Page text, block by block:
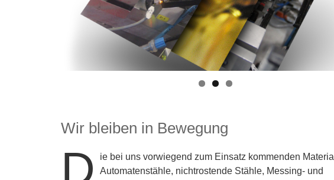
Wir bleiben in Bewegung
D
ie bei uns vorwiegend zum Einsatz kommenden
Automatenstähle, nichtrostende Stähle, Messing- und